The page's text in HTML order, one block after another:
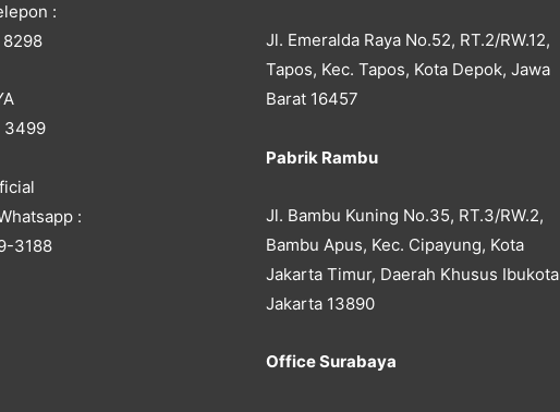
:
8298
3499
:
3188
Jl. Emeralda Raya No.52, RT.2/RW.12,
Tapos, Kec. Tapos, Kota Depok, Jawa
Barat 16457
Pabrik Rambu
Jl. Bambu Kuning No.35, RT.3/RW.2,
Bambu Apus, Kec. Cipayung, Kota
Jakarta Timur, Daerah Khusus Ibukota
Jakarta 13890
Office Surabaya